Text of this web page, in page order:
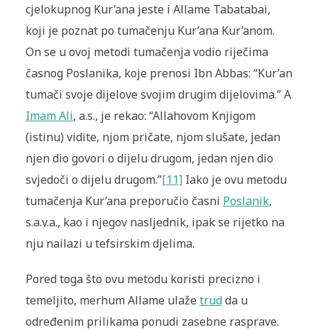
cjelokupnog Kur’ana jeste i Allame Tabatabai,
koji je poznat po tumačenju Kur’ana Kur’anom.
On se u ovoj metodi tumačenja vodio riječima
časnog Poslanika, koje prenosi Ibn Abbas: “Kur’an
tumači svoje dijelove svojim drugim dijelovima.” A
Imam Ali, a.s., je rekao: “Allahovom Knjigom
(istinu) vidite, njom pričate, njom slušate, jedan
njen dio govori o dijelu drugom, jedan njen dio
svjedoči o dijelu drugom.”[11]Iako je ovu metodu
tumačenja Kur’ana preporučio časni Poslanik,
s.a.v.a., kao i njegov nasljednik, ipak se rijetko na
nju nailazi u tefsirskim djelima.
Pored toga što ovu metodu koristi precizno i
temeljito, merhum Allame ulaže trudda u
određenim prilikama ponudi zasebne rasprave.